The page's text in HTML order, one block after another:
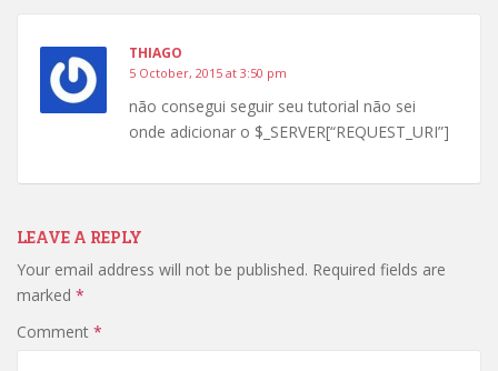
THIAGO
5 October, 2015 at 3:50 pm
não consegui seguir seu tutorial não sei
onde adicionar o $_SERVER[“REQUEST_URI”]
LEAVE A REPLY
Your email address will not be published. Required fields are
marked *
Comment *